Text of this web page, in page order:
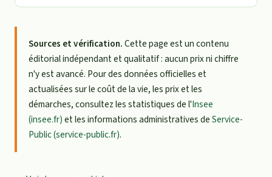
Sources et vérification.Cette page est un contenu
éditorial indépendant et qualitatif : aucun prix ni chiffre
n'y est avancé. Pour des données officielles et
actualisées sur le coût de la vie, les prix et les
démarches, consultez les statistiques de l'Insee
(insee.fr)et les informations administratives deService-
Public (service-public.fr).